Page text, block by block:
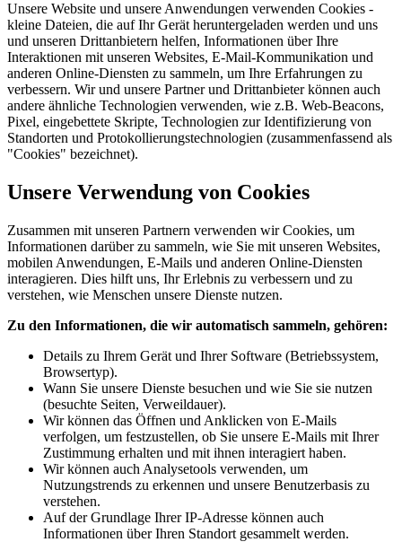
Unsere Website und unsere Anwendungen verwenden Cookies -
kleine Dateien, die auf Ihr Gerät heruntergeladen werden und uns
und unseren Drittanbietern helfen, Informationen über Ihre
Interaktionen mit unseren Websites, E-Mail-Kommunikation und
anderen Online-Diensten zu sammeln, um Ihre Erfahrungen zu
verbessern. Wir und unsere Partner und Drittanbieter können auch
andere ähnliche Technologien verwenden, wie z.B. Web-Beacons,
Pixel, eingebettete Skripte, Technologien zur Identifizierung von
Standorten und Protokollierungstechnologien (zusammenfassend als
"Cookies" bezeichnet).
Unsere Verwendung von Cookies
Zusammen mit unseren Partnern verwenden wir Cookies, um
Informationen darüber zu sammeln, wie Sie mit unseren Websites,
mobilen Anwendungen, E-Mails und anderen Online-Diensten
interagieren. Dies hilft uns, Ihr Erlebnis zu verbessern und zu
verstehen, wie Menschen unsere Dienste nutzen.
Zu den Informationen, die wir automatisch sammeln, gehören:
Details zu Ihrem Gerät und Ihrer Software (Betriebssystem,
Browsertyp).
Wann Sie unsere Dienste besuchen und wie Sie sie nutzen
(besuchte Seiten, Verweildauer).
Wir können das Öffnen und Anklicken von E-Mails
verfolgen, um festzustellen, ob Sie unsere E-Mails mit Ihrer
Zustimmung erhalten und mit ihnen interagiert haben.
Wir können auch Analysetools verwenden, um
Nutzungstrends zu erkennen und unsere Benutzerbasis zu
verstehen.
Auf der Grundlage Ihrer IP-Adresse können auch
Informationen über Ihren Standort gesammelt werden.